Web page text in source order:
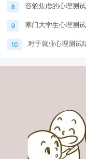
8 容貌焦虑的心理测
9 寒门大学生心理测
10 对于就业心理测试